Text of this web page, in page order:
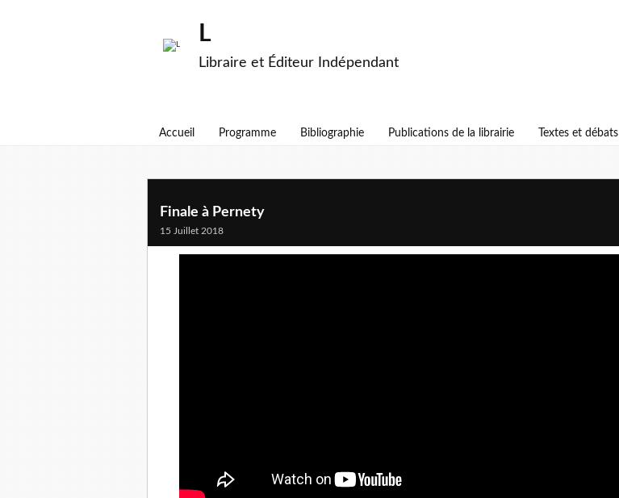
L
Libraire et Éditeur Indépendant
Accueil Programme Bibliographie Publications de la librairie Textes et débats
Finale à Pernety
15 Juillet 2018